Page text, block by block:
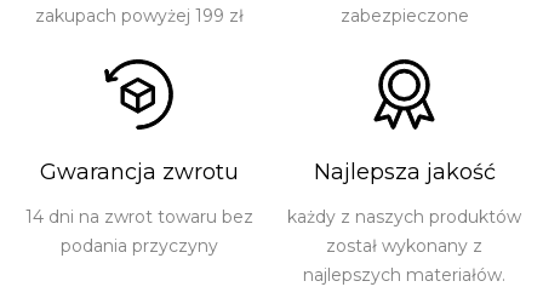
zakupach powyżej 199 zł
zabezpieczone
Gwarancja zwrotu
14 dni na zwrot towaru bez
podania przyczyny
Najlepsza jakość
każdy z naszych produktów
został wykonany z
najlepszych materiałów.